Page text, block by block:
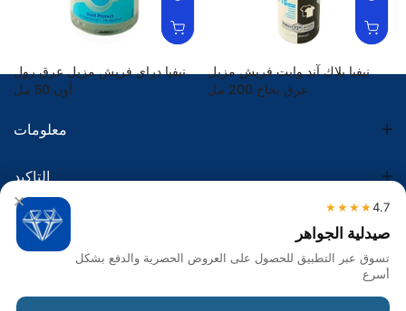
نيفيا دراي فريش مزيل عرق رول
أون 50 مل
نيفيا بلاك آند وايت فريش مزيل
عرق بخاخ 200 مل
معلومات
التاكيد
الضريبة
تواصل معنا
× 4.7
★★★★
صيدلية الجواهر
تسوق عبر التطبيق للحصول على العروض الحصرية والدفع بشكل
أسرع